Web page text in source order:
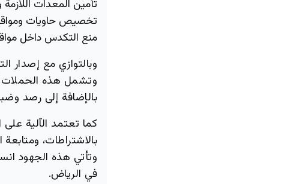
تأمين المعدات
تخصيص حاويات
منع التكدس داخل
وبالتوازي مع إصدار
وتشمل هذه الحملات
بالإضافة إلى رصد
كما تعتمد الآلية على
بالاشتراطات،
وتأتي هذه الجهود
في الرياض.